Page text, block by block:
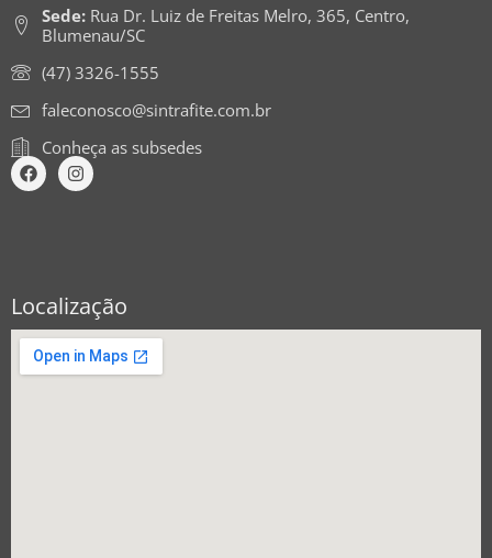
Sede:Rua Dr. Luiz de Freitas Melro, 365, Centro,
Blumenau/SC
(47) 3326-1555
faleconosco@sintrafite.com.br
Conheça as subsedes
Localização